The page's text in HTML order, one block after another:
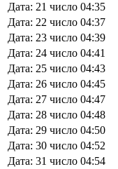
Дата: 21 число 04:35
Дата: 22 число 04:37
Дата: 23 число 04:39
Дата: 24 число 04:41
Дата: 25 число 04:43
Дата: 26 число 04:45
Дата: 27 число 04:47
Дата: 28 число 04:48
Дата: 29 число 04:50
Дата: 30 число 04:52
Дата: 31 число 04:54